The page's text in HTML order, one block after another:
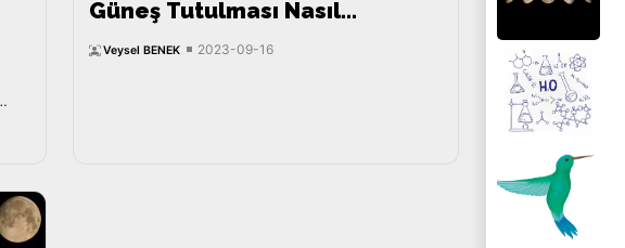
Güneş Tutulması Nasıl
Veysel BENEK 2023-09-16